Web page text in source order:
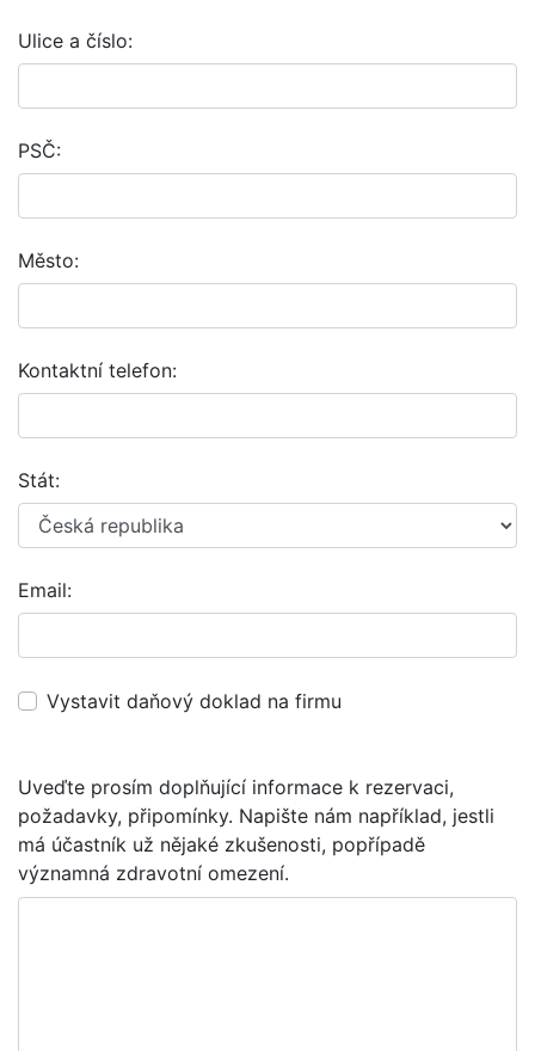
Ulice a číslo:
PSČ:
Město:
Kontaktní telefon:
Stát:
Email:
Vystavit daňový doklad na firmu
Uveďte prosím doplňující informace k rezervaci,
požadavky, připomínky. Napište nám například, jestli
má účastník už nějaké zkušenosti, popřípadě
významná zdravotní omezení.